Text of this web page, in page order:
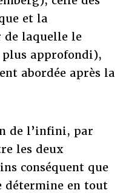
et la
de laquelle le
approfondi),
abordée après la
de l’infini, par
les deux
conséquent que
détermine en tout